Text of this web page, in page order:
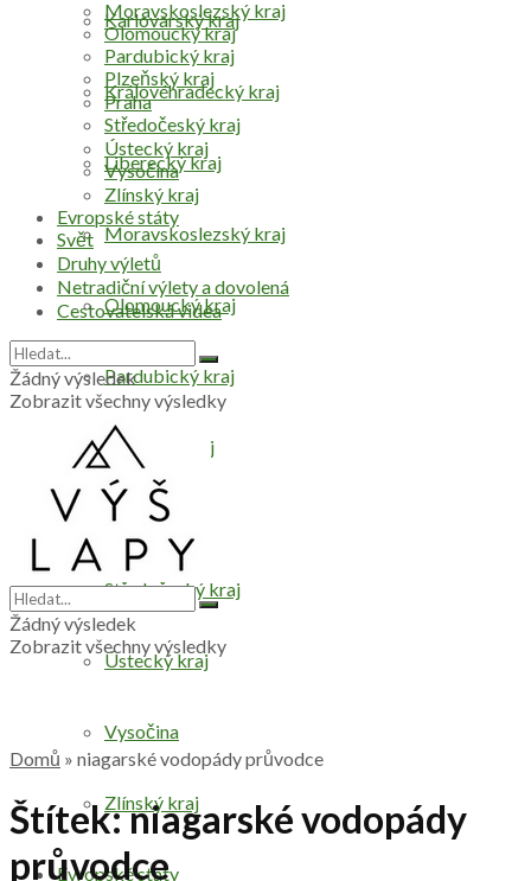
Karlovarský kraj
Královéhradecký kraj
Liberecký kraj
Moravskoslezský kraj
Olomoucký kraj
Pardubický kraj
Plzeňský kraj
Praha
Středočeský kraj
Ústecký kraj
Vysočina
Zlínský kraj
Evropské státy
Moravskoslezský kraj
Olomoucký kraj
Pardubický kraj
Plzeňský kraj
Praha
Středočeský kraj
Ústecký kraj
Vysočina
Zlínský kraj
Evropské státy
Svět
Druhy výletů
Netradiční výlety a dovolená
Cestovatelská videa
Žádný výsledek
Zobrazit všechny výsledky
Žádný výsledek
Zobrazit všechny výsledky
Domů » niagarské vodopády průvodce
Štítek:niagarské vodopády
průvodce